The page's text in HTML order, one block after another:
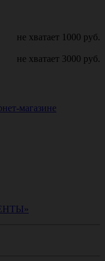
не хватает 1000 руб.
не хватает 3000 руб.
магазине